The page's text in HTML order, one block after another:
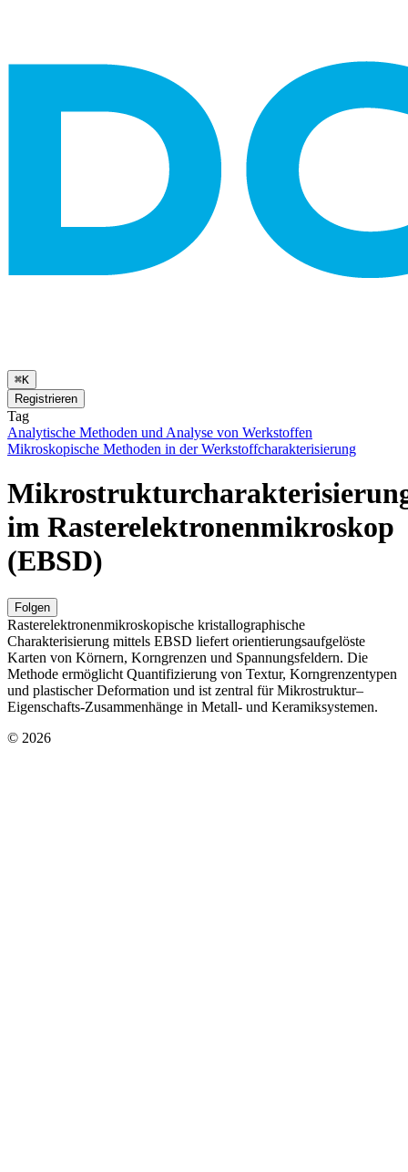
⌘K
Registrieren
Tag
Analytische Methoden und Analyse von Werkstoffen
Mikroskopische Methoden in der Werkstoffcharakterisierung
im Rasterelektronenmikroskop
(EBSD)
Folgen
Rasterelektronenmikroskopische kristallographische
Charakterisierung mittels EBSD liefert orientierungsaufgelöste
Karten von Körnern, Korngrenzen und Spannungsfeldern. Die
Methode ermöglicht Quantifizierung von Textur, Korngrenzentypen
und plastischer Deformation und ist zentral für Mikrostruktur–
Eigenschafts-Zusammenhänge in Metall- und Keramiksystemen.
© 2026